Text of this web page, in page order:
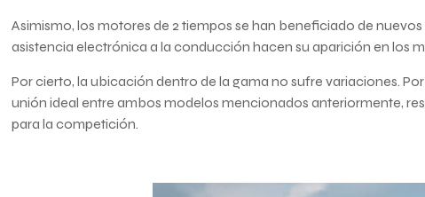
Asimismo, los motores de 2 tiempos se han beneficiado de
asistencia electrónica a la conducción hacen su aparición en los
Por cierto, la ubicación dentro de la gama no sufre variaciones.
unión ideal entre ambos modelos mencionados anteriormente,
para la competición.